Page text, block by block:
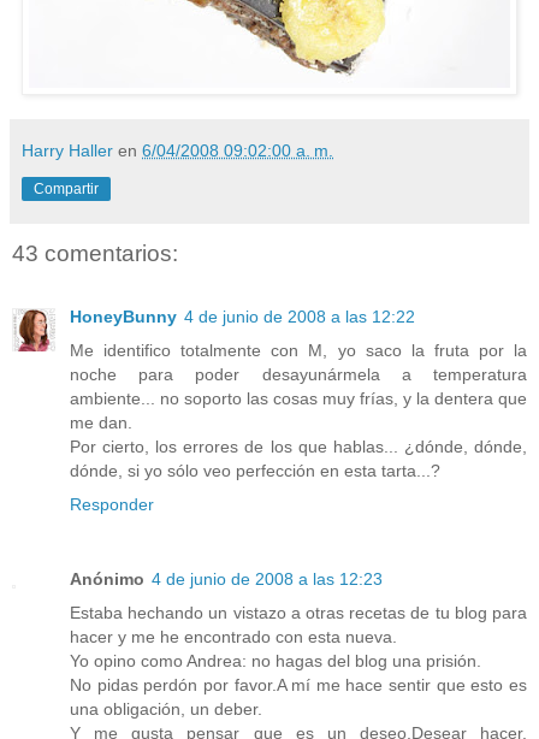
Harry Haller en 6/04/2008 09:02:00 a. m.
Compartir
43 comentarios:
HoneyBunny 4 de junio de 2008 a las 12:22
Me identifico totalmente con M, yo saco la fruta por la
noche para poder desayunármela a temperatura
ambiente... no soporto las cosas muy frías, y la dentera que
me dan.
Por cierto, los errores de los que hablas... ¿dónde, dónde,
dónde, si yo sólo veo perfección en esta tarta...?
Responder
Anónimo 4 de junio de 2008 a las 12:23
Estaba hechando un vistazo a otras recetas de tu blog para
hacer y me he encontrado con esta nueva.
Yo opino como Andrea: no hagas del blog una prisión.
No pidas perdón por favor.A mí me hace sentir que esto es
una obligación, un deber.
Y me gusta pensar que es un deseo.Desear hacer,